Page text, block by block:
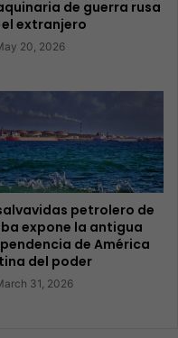
de guerra rusa
el extranjero
20, 2026
petrolero de
expone la antigua
de América
del poder
31, 2026